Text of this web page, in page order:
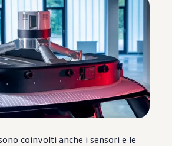
coinvolti anche i sensori e le